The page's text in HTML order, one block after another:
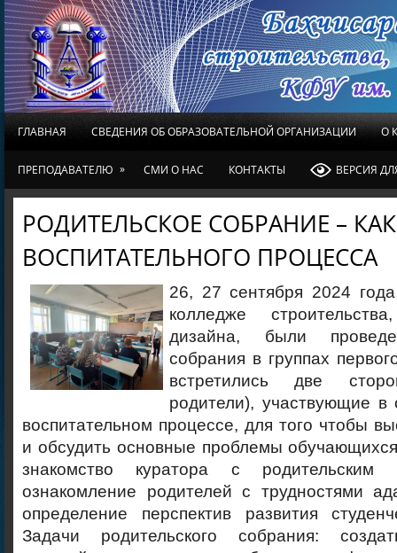
ГЛАВНАЯ СВЕДЕНИЯ ОБ ОБРАЗОВАТЕЛЬНОЙ ОРГАНИЗАЦИИ О
ПРЕПОДАВАТЕЛЮ » СМИ О НАС КОНТАКТЫ ВЕРСИЯ
РОДИТЕЛЬСКОЕ СОБРАНИЕ –
ВОСПИТАТЕЛЬНОГО ПРОЦЕССА
26, 27 сентября 2024
колледже
дизайна, были
собрания в группах
встретились две
родители), участвующие в
воспитательном процессе, для того чтобы
и обсудить основные проблемы
знакомство куратора с родительским
ознакомление родителей с трудностями
определение перспектив развития
Задачи родительского собрания: